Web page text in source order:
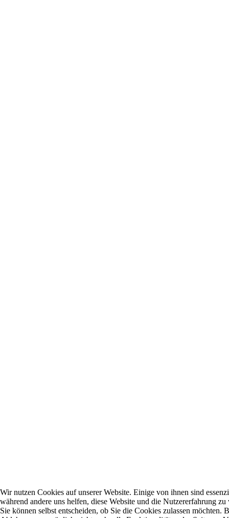
Wir nutzen Cookies auf unserer Website. Einige von ihnen sind
während andere uns helfen, diese Website und die Nutzererfahrung
Sie können selbst entscheiden, ob Sie die Cookies zulassen möchten.